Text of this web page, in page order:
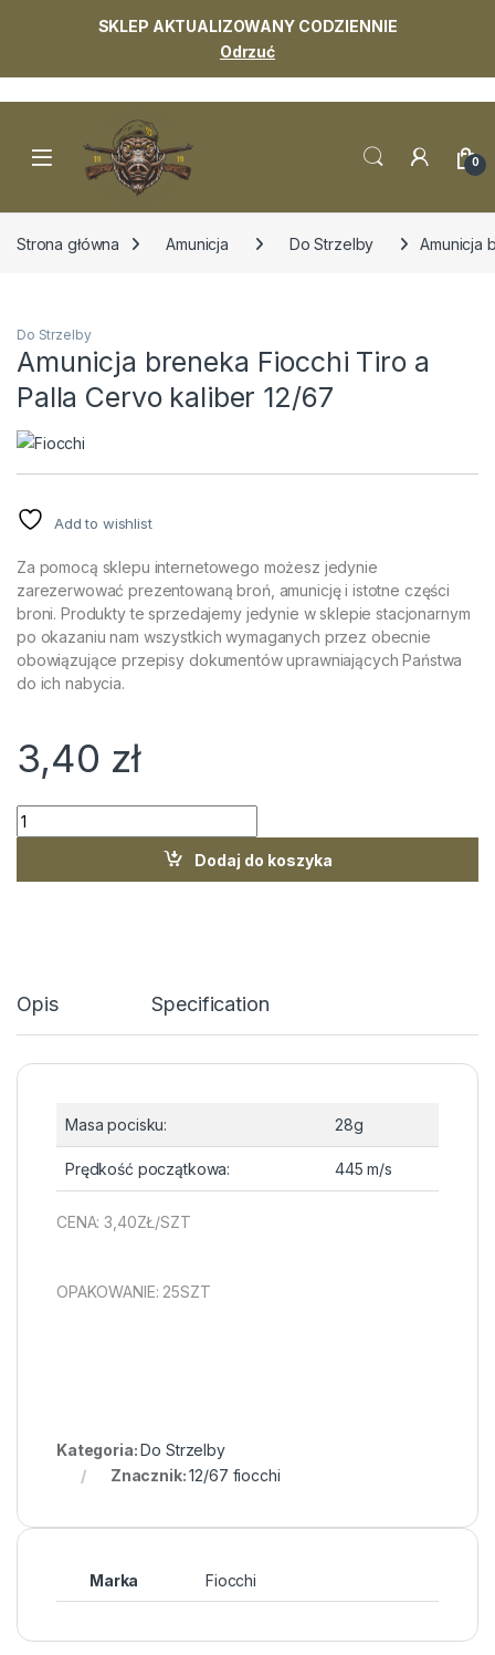
SKLEP AKTUALIZOWANY CODZIENNIE
Odrzuć
0
Strona główna Amunicja Do Strzelby Amunicja
Do Strzelby
Amunicja breneka Fiocchi Tiro a
Palla Cervo kaliber 12/67
Add to wishlist
Za pomocą sklepu internetowego możesz jedynie
zarezerwować prezentowaną broń, amunicję i istotne części
broni. Produkty te sprzedajemy jedynie w sklepie stacjonarnym
po okazaniu nam wszystkich wymaganych przez obecnie
obowiązujące przepisy dokumentów uprawniających Państwa
do ich nabycia.
3,40 zł
Amunicja breneka Fiocchi Tiro a Palla Cervo kaliber 12/67
Dodaj do koszyka
Opis Specification
Masa pocisku: 28g
Prędkość początkowa: 445 m/s
CENA: 3,40ZŁ/SZT
OPAKOWANIE: 25SZT
Kategoria:Do Strzelby
Znacznik:12/67 fiocchi
Marka Fiocchi